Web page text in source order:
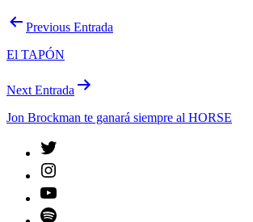
Navegación
entradas
Previous Entrada
El TAPÓN
Next Entrada
Jon Brockman te ganará siempre al HORSE